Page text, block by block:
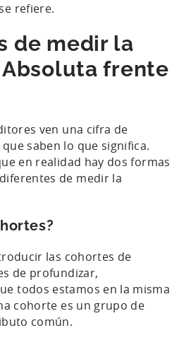
refiere.
de medir la
frente
ven una cifra de
saben lo que significa.
en realidad hay dos formas
de medir la
las cohortes de
de profundizar,
todos estamos en la misma
cohorte es un grupo de
común.